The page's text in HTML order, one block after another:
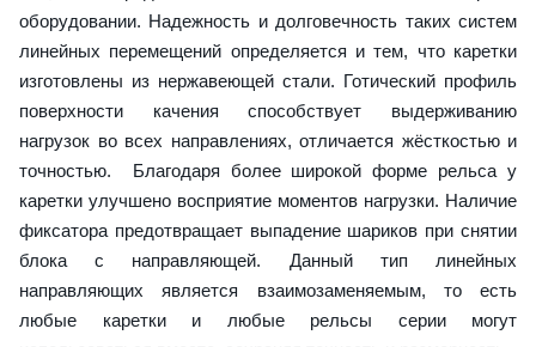
оборудовании. Надежность и долговечность таких систем
линейных перемещений определяется и тем, что каретки
изготовлены из нержавеющей стали. Готический профиль
поверхности качения способствует выдерживанию
нагрузок во всех направлениях, отличается жёсткостью и
точностью. Благодаря более широкой форме рельса у
каретки улучшено восприятие моментов нагрузки. Наличие
фиксатора предотвращает выпадение шариков при снятии
блока с направляющей. Данный тип линейных
направляющих является взаимозаменяемым, то есть
любые каретки и любые рельсы серии могут